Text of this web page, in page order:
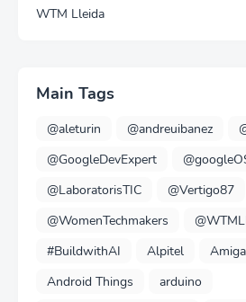
WTM Lleida
Main Tags
@aleturin @andreuibanez
@GoogleDevExpert
@LaboratorisTIC
@Vertigo87
@WomenTechmakers
#BuildwithAI
Alpitel
Amiga
Android Things
arduino